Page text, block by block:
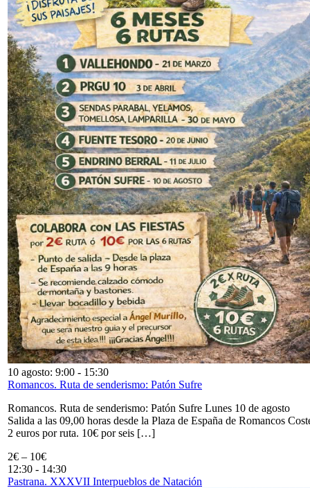
10 agosto: 9:00 - 15:30
Romancos. Ruta de senderismo: Patón Sufre
Romancos. Ruta de senderismo: Patón Sufre Lunes 10 de agosto
Salida a las 09,00 horas desde la Plaza de España de Romancos
2 euros por ruta. 10€ por seis […]
2€ – 10€
12:30 - 14:30
Pastrana. XXXVII Interpueblos de Natación